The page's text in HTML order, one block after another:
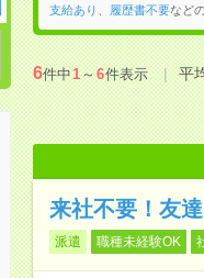
支給あり
履歴書不要など
6件中1～6件表示 平
来社不要！友
派遣 職種未経験OK